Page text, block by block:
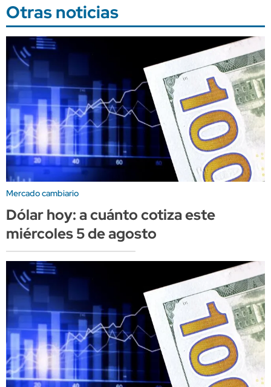
Otras noticias
Mercado cambiario
Dólar hoy: a cuánto cotiza este
miércoles 5 de agosto